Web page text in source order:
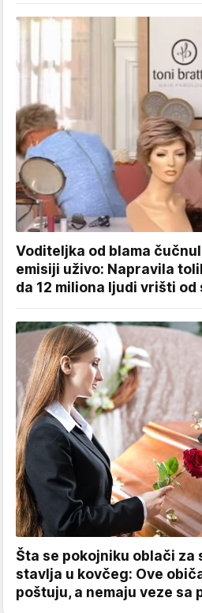
Voditeljka od blama
emisiji uživo: Napravila
da 12 miliona ljudi vrišti od
Šta se pokojniku oblači za
stavlja u kovčeg: Ove
poštuju, a nemaju veze sa